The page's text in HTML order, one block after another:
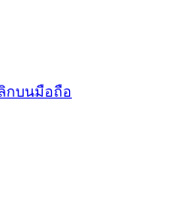
กบนมือถือ